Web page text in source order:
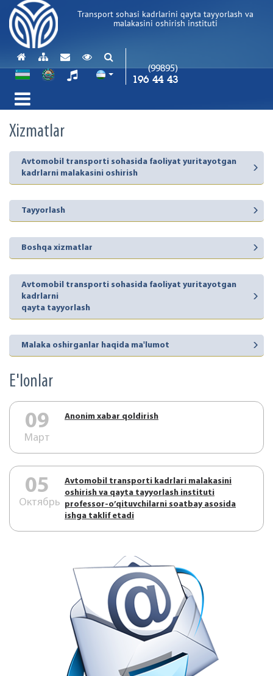
Transport sohasi kadrlarini qayta tayyorlash va
malakasini oshirish instituti
(99895)
196 44 43
Xizmatlar
Avtomobil transporti sohasida faoliyat yuritayotgan
kadrlarni malakasini oshirish
Tayyorlash
Boshqa xizmatlar
Avtomobil transporti sohasida faoliyat yuritayotgan
kadrlarni
qayta tayyorlash
Malaka oshirganlar haqida ma'lumot
E'lonlar
09
Март
Аnonim xabar qoldirish
05
Октябрь
Аvtоmоbil trаnspоrti kаdrlаri mаlаkаsini
оshirish vа qаytа tаyyorlаsh instituti
prоfеssоr-o’qituvchilаrni sоаtbаy аsоsidа
ishgа tаklif etаdi